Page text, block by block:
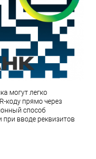
могут легко
коду прямо через
способ
вводе реквизитов